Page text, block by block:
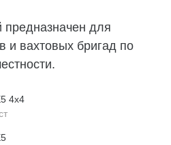
предназначен для
и вахтовых бригад по
4x4